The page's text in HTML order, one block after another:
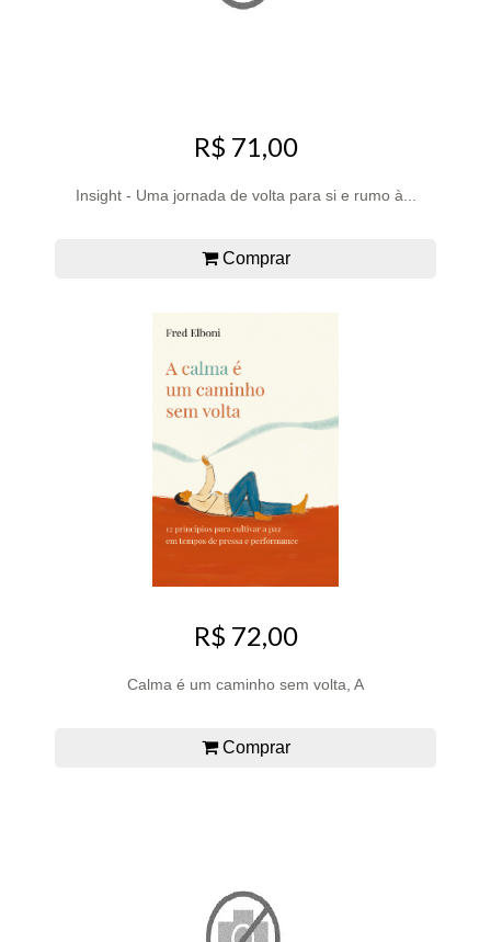
R$ 71,00
Insight - Uma jornada de volta para si e rumo à...
Comprar
R$ 72,00
Calma é um caminho sem volta, A
Comprar